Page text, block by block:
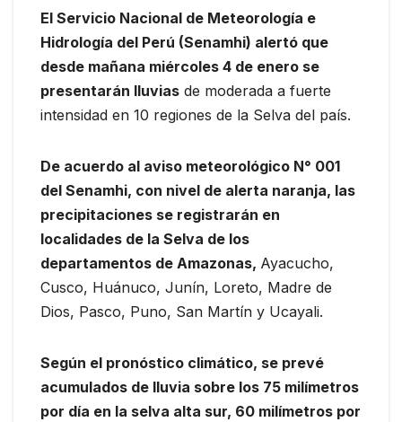
El Servicio Nacional de Meteorología e
Hidrología del Perú (Senamhi) alertó que
desde mañana miércoles 4 de enero se
presentarán lluvias de moderada a fuerte
intensidad en 10 regiones de la Selva del país.
De acuerdo al aviso meteorológico N° 001
del Senamhi, con nivel de alerta naranja, las
precipitaciones se registrarán en
localidades de la Selva de los
departamentos de Amazonas, Ayacucho,
Cusco, Huánuco, Junín, Loreto, Madre de
Dios, Pasco, Puno, San Martín y Ucayali.
Según el pronóstico climático, se prevé
acumulados de lluvia sobre los 75 milímetros
por día en la selva alta sur, 60 milímetros por